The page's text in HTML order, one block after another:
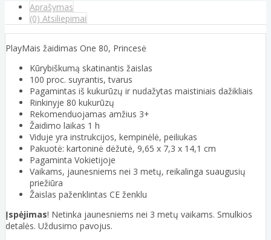
Aprašymas
(0) Atsiliepimai
PlayMais žaidimas One 80, Princesė
Kūrybiškumą skatinantis žaislas
100 proc. suyrantis, tvarus
Pagamintas iš kukurūzų ir nudažytas maistiniais dažikliais
Rinkinyje 80 kukurūzų
Rekomenduojamas amžius 3+
Žaidimo laikas 1 h
Viduje yra instrukcijos, kempinėlė, peiliukas
Pakuotė: kartoninė dėžutė, 9,65 x 7,3 x 14,1 cm
Pagaminta Vokietijoje
Vaikams, jaunesniems nei 3 metų, reikalinga suaugusių
priežiūra
Žaislas paženklintas CE ženklu
Įspėjimas! Netinka jaunesniems nei 3 metų vaikams. Smulkios
detalės. Uždusimo pavojus.